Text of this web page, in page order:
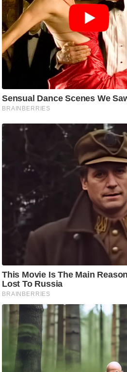
फि
ल्म
स
मी
क्षा
B
e
a
k
w
ला
इ
ल
टे
क्नॉ
लॉ
जी
ब्यू
टी